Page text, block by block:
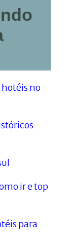
no
ir e top
para